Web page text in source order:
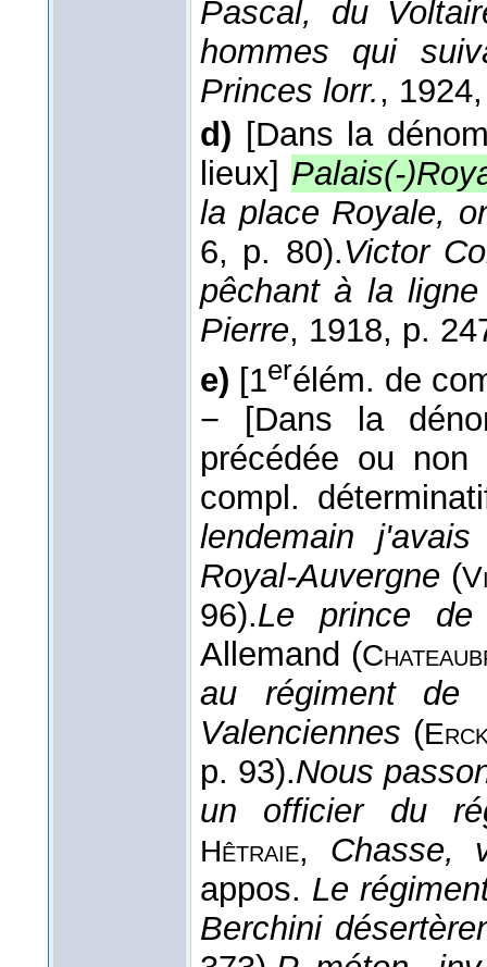
Pascal, du
hommes qui
Princes lorr., 1924
d) [Dans la
lieux] Palais(-
la place Royale,
6, p. 80).Victor
pêchant à la
Pierre, 1918, p.
e) [1erélém. de
−
[Dans la
précédée ou
compl.
lendemain
Royal-Auvergne (
96).Le prince
Allemand (
au régiment de
Valenciennes (
p. 93).Nous
un officier du
Hêtraie, Chasse,
appos. Le
Berchini